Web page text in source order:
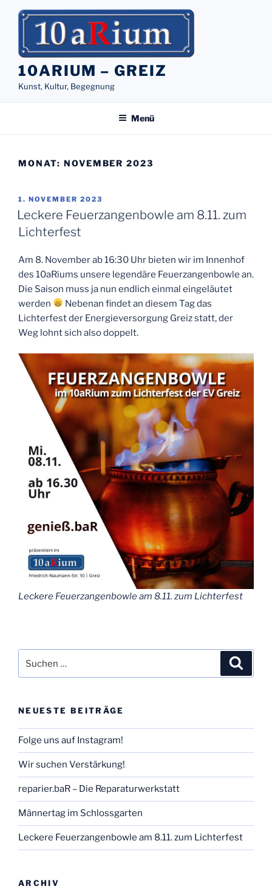
Inhalt
10ARIUM – GREIZ
Kunst, Kultur, Begegnung
Menü
MONAT: NOVEMBER 2023
VERÖFFENTLICHT
AM
1. NOVEMBER 2023
Leckere Feuerzangenbowle am 8.11. zum
Lichterfest
Am 8. November ab 16:30 Uhr bieten wir im Innenhof
des 10aRiums unsere legendäre Feuerzangenbowle an.
Die Saison muss ja nun endlich einmal eingeläutet
werden
Nebenan findet an diesem Tag das
Lichterfest der Energieversorgung Greiz statt, der
Weg lohnt sich also doppelt.
Leckere Feuerzangenbowle am 8.11. zum Lichterfest
nach:
NEUESTE BEITRÄGE
Folge uns auf Instagram!
Wir suchen Verstärkung!
reparier.baR – Die Reparaturwerkstatt
Männertag im Schlossgarten
Leckere Feuerzangenbowle am 8.11. zum Lichterfest
ARCHIV